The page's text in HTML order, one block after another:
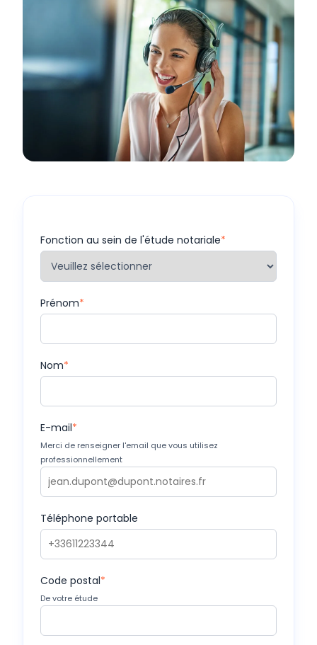
Fonction au sein de l'étude notariale*
Prénom*
Nom*
E-mail*
Merci de renseigner l'email que vous utilisez
professionnellement
Téléphone portable
Code postal*
De votre étude